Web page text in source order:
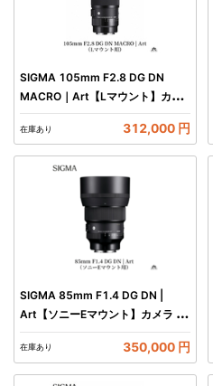
SIGMA 105mm F2.8 DG DN
MACRO｜Art【Lマウント】カメ
ラ レンズ 家電
在庫あり 312,000 円
SIGMA 85mm F1.4 DG DN |
Art【ソニーEマウント】カメラ レ
ンズ 家電
在庫あり 350,000 円